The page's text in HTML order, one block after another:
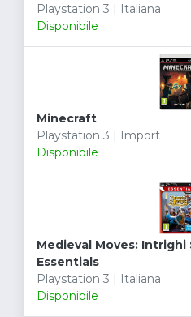
Playstation 3 | Italiana
Disponibile
Minecraft
Playstation 3 | Import
Disponibile
Medieval Moves:
Essentials
Playstation 3 | Italiana
Disponibile